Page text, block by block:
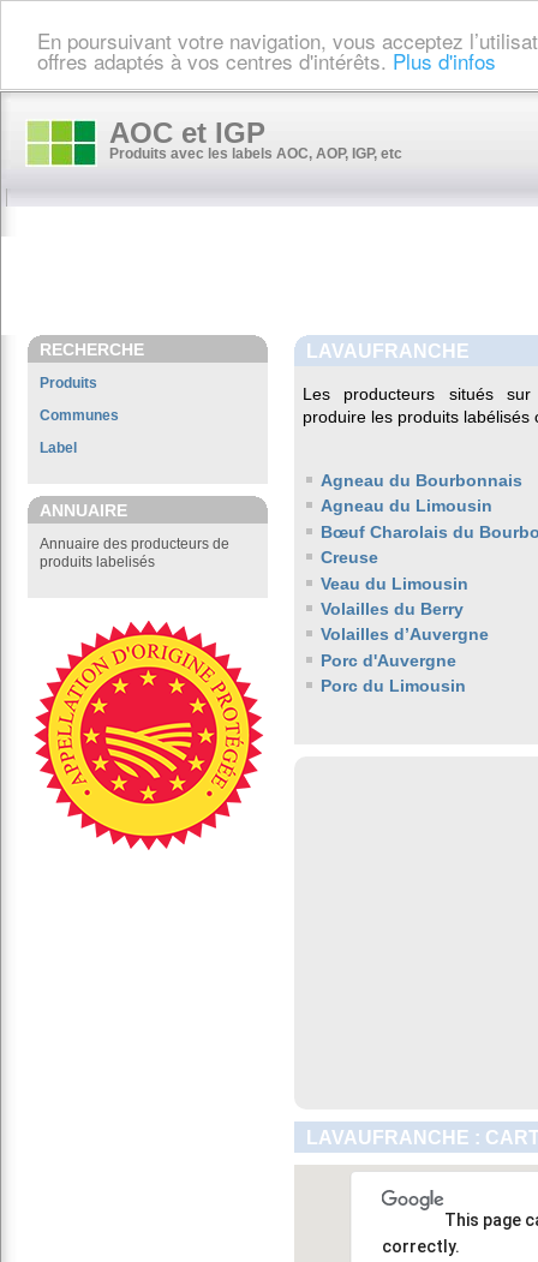
En poursuivant votre navigation, vous acceptez
offres adaptés à vos centres d'intérêts. Plus d'infos
AOC et IGP
Produits avec les labels AOC, AOP, IGP, etc
RECHERCHE
Produits
Communes
Label
ANNUAIRE
Annuaire des producteurs de
produits labelisés
LAVAUFRANCHE
Les producteurs situés
produire les produits labélisés
Agneau du Bourbonnais
Agneau du Limousin
Bœuf Charolais du
Creuse
Veau du Limousin
Volailles du Berry
Volailles d’Auvergne
Porc d'Auvergne
Porc du Limousin
LAVAUFRANCHE :
This page
correctly.